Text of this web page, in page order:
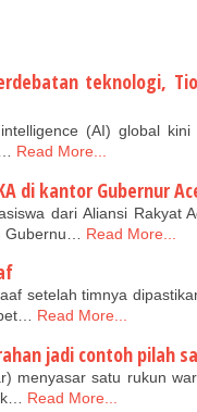
teknologi,
(AI) global kini
Read More...
di kantor Gubernur
dari Aliansi Rakyat
Read More...
setelah timnya
Read More...
jadi contoh pilah
menyasar satu rukun
Read More...